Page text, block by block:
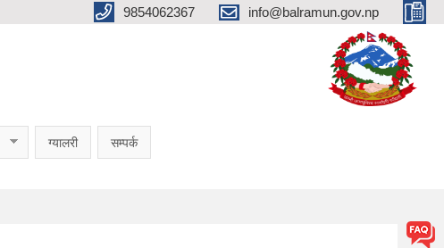
9854062367 info@balramun.gov.np
ग्यालरी सम्पर्क